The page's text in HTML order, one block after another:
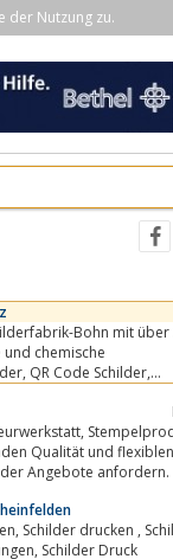
der Nutzung zu.
Bohn mit über
chemische
Angebote anfordern.
Schilder Gravur, gravierte schilder, Beschriftungen Schilder, Schilder Beschriftungen, Schilder Druck